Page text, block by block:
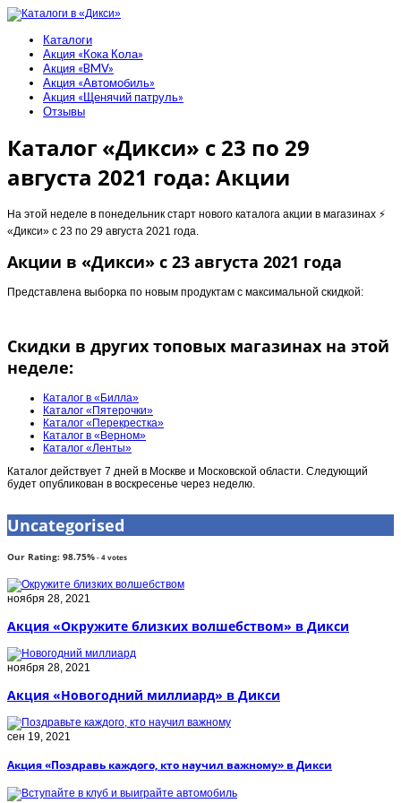
Каталоги
Акция «Кока Кола»
Акция «BMV»
Акция «Автомобиль»
Акция «Щенячий патруль»
Отзывы
Каталог «Дикси» с 23 по 29
августа 2021 года: Акции
На этой неделе в понедельник старт нового каталога акции в магазинах ⚡️
«Дикси» с 23 по 29 августа 2021 года.
Акции в «Дикси» с 23 августа 2021 года
Представлена выборка по новым продуктам с максимальной скидкой:
Скидки в других топовых магазинах на этой
неделе:
Каталог в «Билла»
Каталог «Пятерочки»
Каталог «Перекрестка»
Каталог в «Верном»
Каталог «Ленты»
Каталог действует 7 дней в Москве и Московской области. Следующий
будет опубликован в воскресенье через неделю.
Uncategorised
Our Rating: 98.75%-4votes
ноября 28, 2021
Акция «Окружите близких волшебством» в Дикси
ноября 28, 2021
Акция «Новогодний миллиард» в Дикси
сен 19, 2021
Акция «Поздравь каждого, кто научил важному» в Дикси